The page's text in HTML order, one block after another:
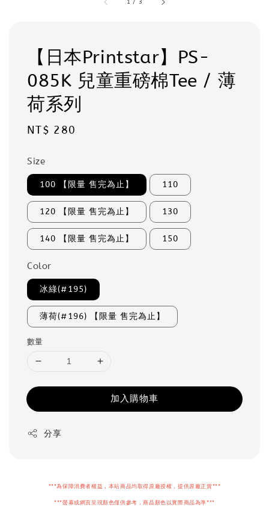
1 / 3
【日本Printstar】PS-
085K 兒童重磅棉Tee / 薄
荷系列
Regular
NT$ 280
Size
100 【限量 售完為止】 110
120 【限量 售完為止】 130
140 【限量 售完為止】 150
Color
冰綠(#195)
薄荷(#196) 【限量 售完為止】
數量
加入購物車
分享
***為保障消費者權益，本站商品均取得原廠授權，提供原廠正貨***
***螢幕或網頁呈現顏色僅供參考，商品顏色以實際商品為準***